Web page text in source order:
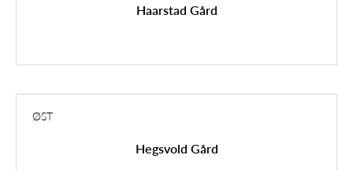
Haarstad Gård
ØST
Hegsvold Gård